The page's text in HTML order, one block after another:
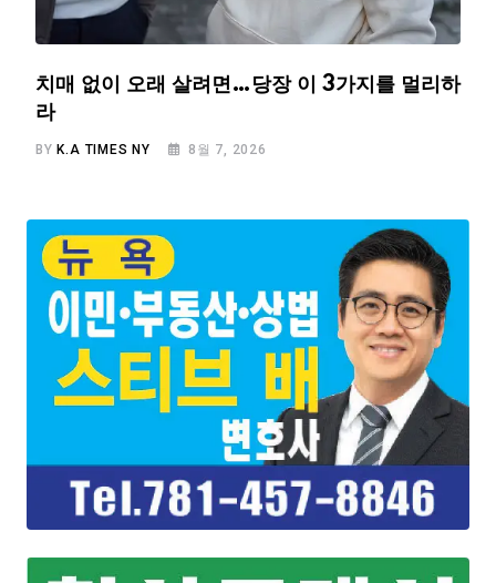
치매 없이 오래 살려면…당장 이 3가지를 멀리하
라
BYK.A TIMES NY 8월 7, 2026